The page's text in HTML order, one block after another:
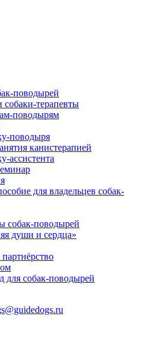
поводырей
собаки-терапевты
поводырям
поводыря
канистерапией
ассистента
для владельцев собак-
собак-поводырей
души и сердца»
для собак-поводырей